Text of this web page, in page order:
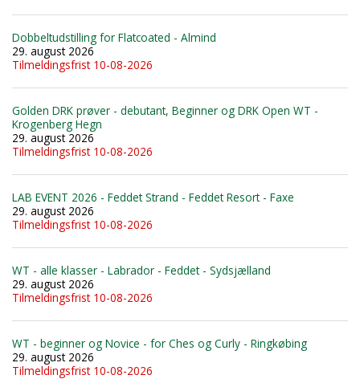
Dobbeltudstilling for Flatcoated - Almind
29. august 2026
Tilmeldingsfrist 10-08-2026
Golden DRK prøver - debutant, Beginner og DRK Open WT -
Krogenberg Hegn
29. august 2026
Tilmeldingsfrist 10-08-2026
LAB EVENT 2026 - Feddet Strand - Feddet Resort - Faxe
29. august 2026
Tilmeldingsfrist 10-08-2026
WT - alle klasser - Labrador - Feddet - Sydsjælland
29. august 2026
Tilmeldingsfrist 10-08-2026
WT - beginner og Novice - for Ches og Curly - Ringkøbing
29. august 2026
Tilmeldingsfrist 10-08-2026